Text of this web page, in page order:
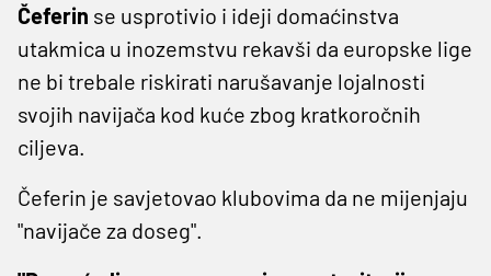
Čeferin se usprotivio i ideji domaćinstva
utakmica u inozemstvu rekavši da europske lige
ne bi trebale riskirati narušavanje lojalnosti
svojih navijača kod kuće zbog kratkoročnih
ciljeva.
Čeferin je savjetovao klubovima da ne mijenjaju
"navijače za doseg".